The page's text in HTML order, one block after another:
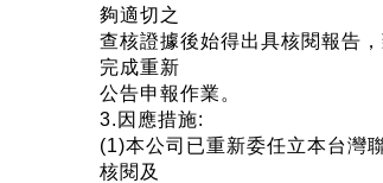
夠適切之
查核證據後始得出具核閱報告
完成重新
公告申報作業。
3.因應措施:
(1)本公司已重新委任立本台灣
核閱及